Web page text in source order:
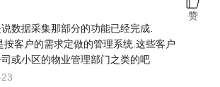
数据采集那部分的功能已经完成.
按客户的需求定做的管理系统.这些客户
或小区的物业管理部门之类的吧
赞